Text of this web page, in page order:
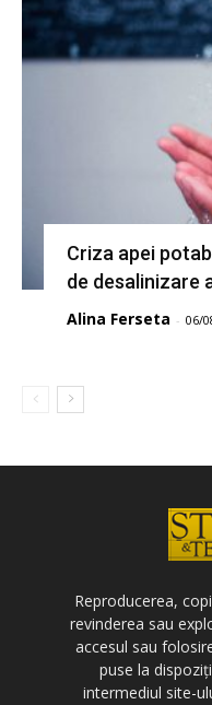
Criza apei
de desalinizare
Alina Ferseta - 06/
Reproducerea,
revinderea sau
accesul sau
puse la
intermediul site-